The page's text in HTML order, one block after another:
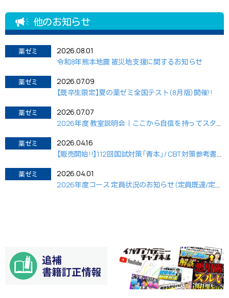
他のお知らせ
薬ゼミ
2026.08.01
令和8年熊本地震 被災地支援に関するお知らせ
薬ゼミ
2026.07.09
【既卒生限定】夏の薬ゼミ全国テスト（8月版）開催!!
薬ゼミ
2026.07.07
2026年度 教室説明会｜ここから自信を持ってスタートするために。
薬ゼミ
2026.04.16
【販売開始!!】112回国試対策「青本」/ CBT対策参考書&問題集
薬ゼミ
2026.04.01
2026年度コース 定員状況のお知らせ（定員既達/定員間近）